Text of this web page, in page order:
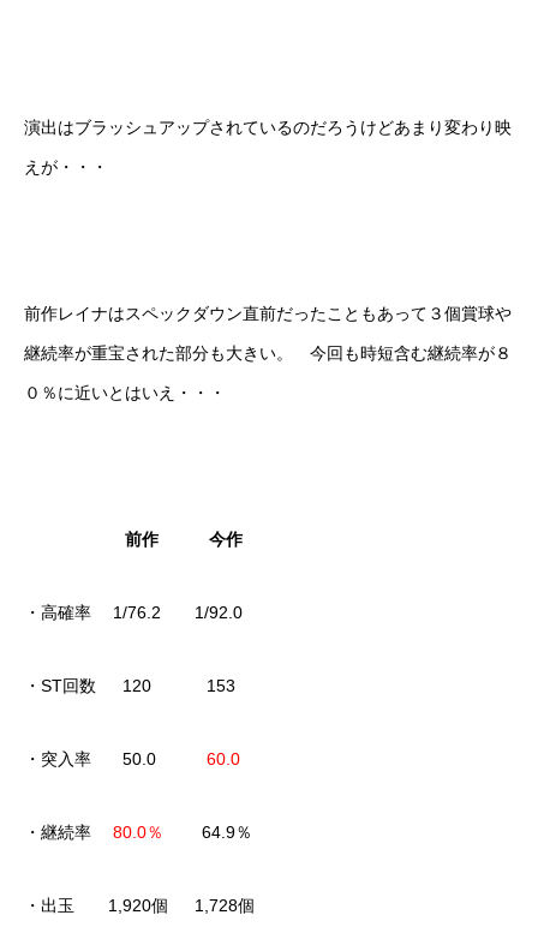
演出はブラッシュアップされているのだろうけどあまり変わり映
えが・・・
前作レイナはスペックダウン直前だったこともあって３個賞球や
継続率が重宝された部分も大きい。 今回も時短含む継続率が８
０％に近いとはいえ・・・
前作 今作
・高確率 1/76.2 1/92.0
・ST回数 120 153
・突入率 50.0 60.0
・継続率 80.0％ 64.9％
・出玉 1,920個 1,728個